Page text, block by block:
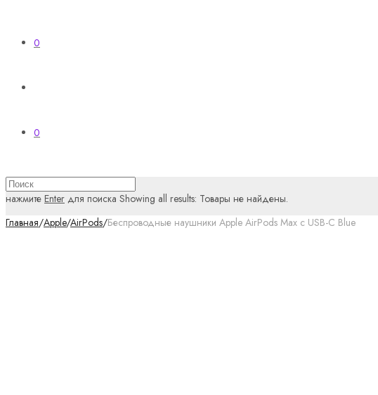
0
0
нажмите Enter для поиска Showing all results: Товары не найдены.
Главная/Apple/AirPods/Беспроводные наушники Apple AirPods Max с USB-C Blue